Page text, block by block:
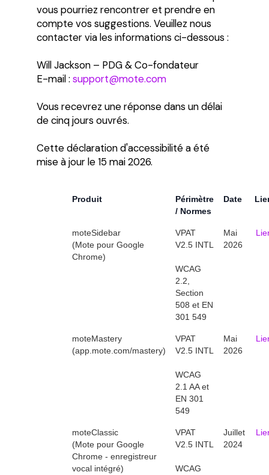
vous pourriez rencontrer et prendre en
compte vos suggestions. Veuillez nous
contacter via les informations ci-dessous :
Will Jackson – PDG & Co-fondateur
E-mail : support@mote.com
Vous recevrez une réponse dans un délai
de cinq jours ouvrés.
Cette déclaration d'accessibilité a été
mise à jour le 15 mai 2026.
Produit
Périmètre
/ Normes
Date
moteSidebar
(Mote pour Google
Chrome)
VPAT
V2.5 INTL
WCAG
2.2,
Section
508 et EN
301 549
Mai
2026
moteMastery
(app.mote.com/mastery)
VPAT
V2.5 INTL
WCAG
2.1 AA et
EN 301
549
Mai
2026
moteClassic
(Mote pour Google
Chrome - enregistreur
vocal intégré)
VPAT
V2.5 INTL
WCAG
Juillet
2024